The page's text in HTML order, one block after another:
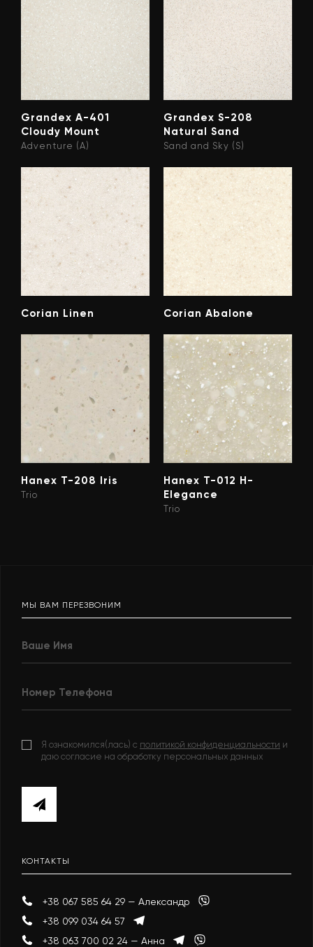
Grandex A-401
Cloudy Mount
Adventure (A)
Grandex S-208
Natural Sand
Sand and Sky (S)
Corian Linen Corian Abalone
Hanex T-208 Iris
Trio
Hanex T-012 H-
Elegance
Trio
МЫ ВАМ ПЕРЕЗВОНИМ
Я ознакомился(лась) с политикой конфиденциальности и
даю согласие на обработку персональных данных
КОНТАКТЫ
+38 067 585 64 29 — Александр
+38 099 034 64 57
+38 063 700 02 24 — Анна